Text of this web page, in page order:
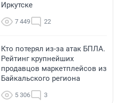
Иркутске
7 449 22
Кто потерял из-за атак БПЛА.
Рейтинг крупнейших
продавцов маркетплейсов из
Байкальского региона
5 306 3